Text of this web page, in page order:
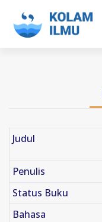
Judul
Penulis
Status Buku
Bahasa